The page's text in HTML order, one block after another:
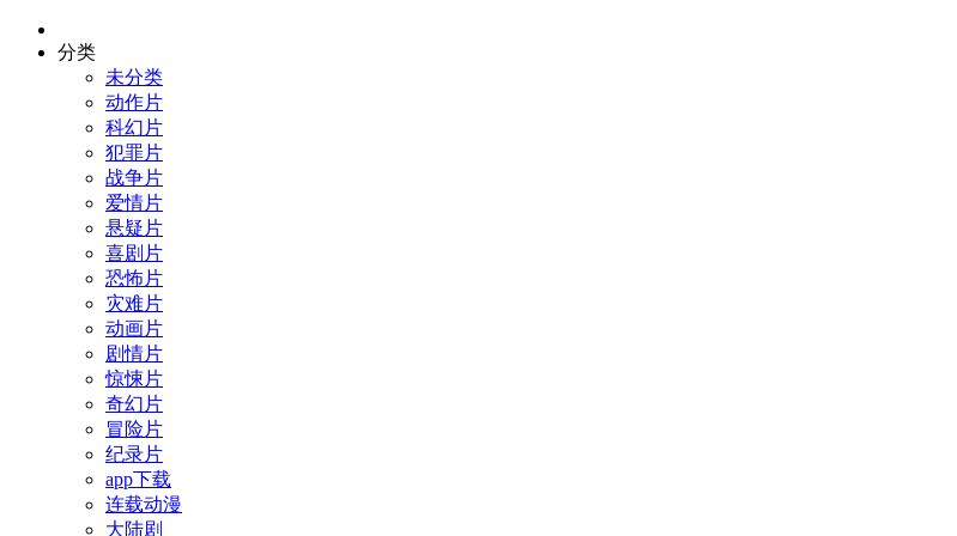
分类
未分类
动作片
科幻片
犯罪片
战争片
爱情片
悬疑片
喜剧片
恐怖片
灾难片
动画片
剧情片
惊悚片
奇幻片
冒险片
纪录片
app下载
连载动漫
大陆剧